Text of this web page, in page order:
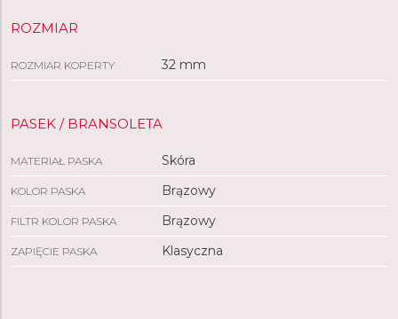
ROZMIAR
ROZMIAR KOPERTY 32 mm
PASEK / BRANSOLETA
MATERIAŁ PASKA Skóra
KOLOR PASKA Brązowy
FILTR KOLOR PASKA Brązowy
ZAPIĘCIE PASKA Klasyczna